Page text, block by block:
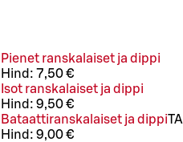
Pienet ranskalaiset ja dippi
Hind: 7,50 €
Isot ranskalaiset ja dippi
Hind: 9,50 €
Bataattiranskalaiset ja dippiTA
Hind: 9,00 €